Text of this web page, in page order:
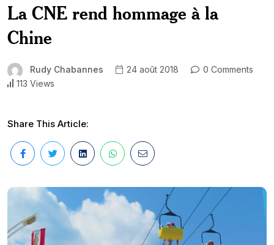
La CNE rend hommage à la
Chine
Rudy Chabannes 24 août 2018
0 Comments
113 Views
Share This Article: